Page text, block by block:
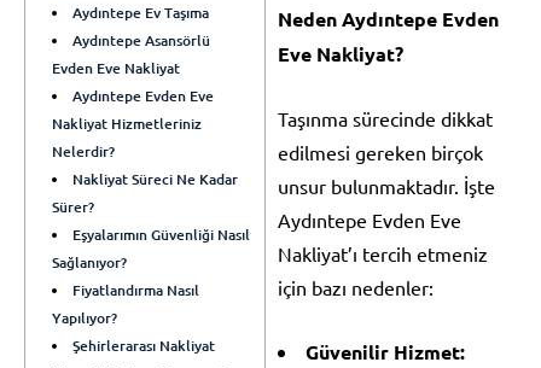
Aydıntepe Ev Taşıma
Aydıntepe Asansörlü
Evden Eve Nakliyat
Aydıntepe Evden Eve
Nakliyat Hizmetleriniz
Nelerdir?
Nakliyat Süreci Ne Kadar
Sürer?
Eşyalarımın Güvenliği Nasıl
Sağlanıyor?
Fiyatlandırma Nasıl
Yapılıyor?
Şehirlerarası Nakliyat
Neden Aydıntepe Evden
Eve Nakliyat?
Taşınma sürecinde dikkat
edilmesi gereken birçok
unsur bulunmaktadır. İşte
Aydıntepe Evden Eve
Nakliyat’ı tercih etmeniz
için bazı nedenler:
Güvenilir Hizmet: